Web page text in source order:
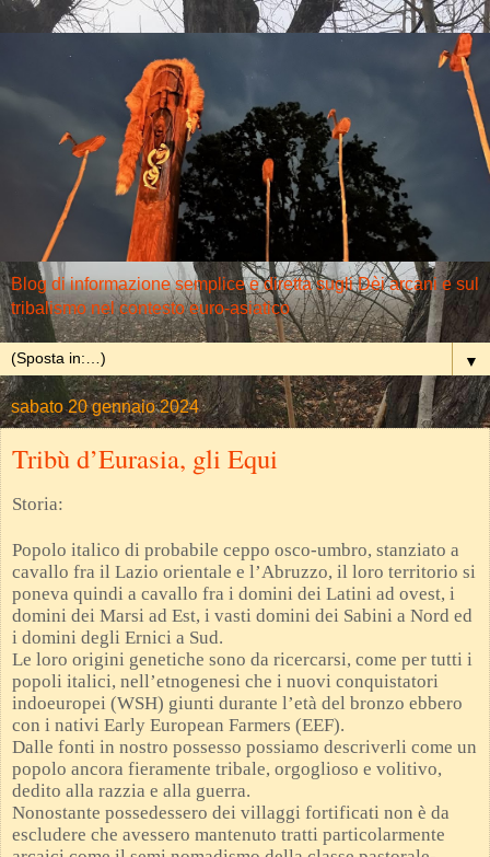
Blog di informazione semplice e diretta sugli Dèi arcani e sul
tribalismo nel contesto euro-asiatico
▼
sabato 20 gennaio 2024
Tribù d’Eurasia, gli Equi
Storia:
Popolo italico di probabile ceppo osco-umbro, stanziato a
cavallo fra il Lazio orientale e l’Abruzzo, il loro territorio si
poneva quindi a cavallo fra i domini dei Latini ad ovest, i
domini dei Marsi ad Est, i vasti domini dei Sabini a Nord ed
i domini degli Ernici a Sud.
Le loro origini genetiche sono da ricercarsi, come per tutti i
popoli italici, nell’etnogenesi che i nuovi conquistatori
indoeuropei (WSH) giunti durante l’età del bronzo ebbero
con i nativi Early European Farmers (EEF).
Dalle fonti in nostro possesso possiamo descriverli come un
popolo ancora fieramente tribale, orgoglioso e volitivo,
dedito alla razzia e alla guerra.
Nonostante possedessero dei villaggi fortificati non è da
escludere che avessero mantenuto tratti particolarmente